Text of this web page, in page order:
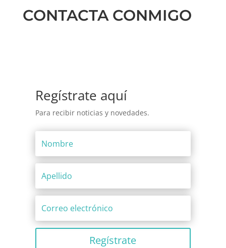
CONTACTA CONMIGO
Regístrate aquí
Para recibir noticias y novedades.
Regístrate